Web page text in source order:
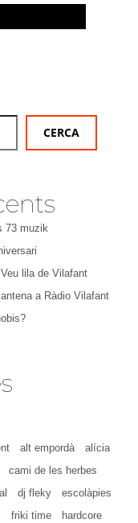
CERCA
73 muzik
lila de Vilafant
a Ràdio Vilafant
alt empordà
alícia
cami de les herbes
dj fleky
escolàpies
friki time
hardcore